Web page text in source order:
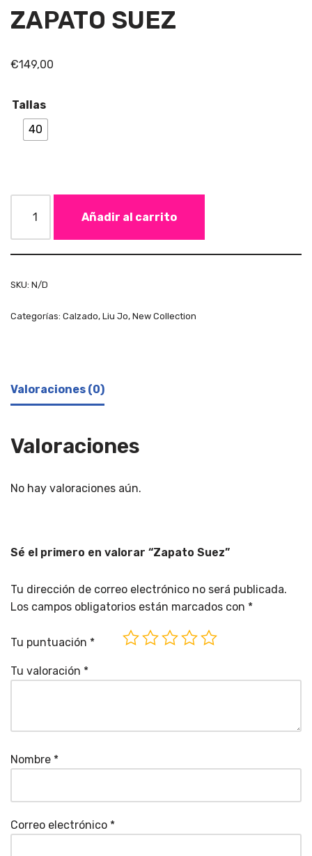
ZAPATO SUEZ
€149,00
Tallas
40
Añadir al carrito
SKU: N/D
Categorías: Calzado, Liu Jo, New Collection
Valoraciones (0)
Valoraciones
No hay valoraciones aún.
Sé el primero en valorar “Zapato Suez”
Tu dirección de correo electrónico no será publicada.
Los campos obligatorios están marcados con *
Tu puntuación *
Tu valoración *
Nombre *
Correo electrónico *